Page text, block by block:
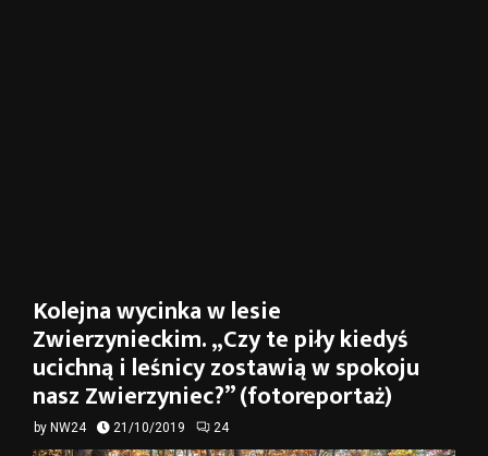
Kolejna wycinka w lesie
Zwierzynieckim. „Czy te piły kiedyś
ucichną i leśnicy zostawią w spokoju
nasz Zwierzyniec?” (fotoreportaż)
by NW24 21/10/2019 24